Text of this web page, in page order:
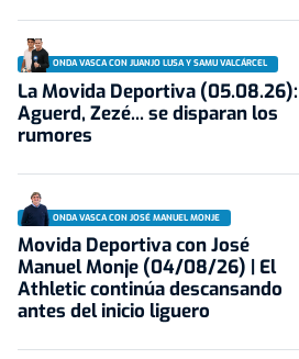
ONDA VASCA CON JUANJO LUSA Y SAMU VALCÁRCEL
La Movida Deportiva (05.08.26):
Aguerd, Zezé... se disparan los
rumores
ONDA VASCA CON JOSÉ MANUEL MONJE
Movida Deportiva con José
Manuel Monje (04/08/26) | El
Athletic continúa descansando
antes del inicio liguero